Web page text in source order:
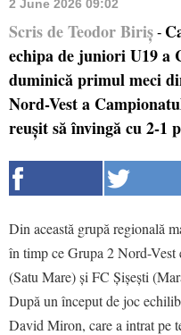
2 June 2026 09:02
Scris de Teodor Biriș -
echipa de juniori U19 a
duminică primul meci
Nord-Vest a
reușit să învingă cu 2-1
Din această grupă regională
în timp ce Grupa 2 Nord-
(Satu Mare) și FC Șișești
După un început de joc
David Miron, care a intrat pe